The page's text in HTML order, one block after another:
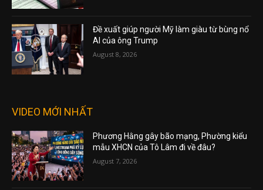
Đề xuất giúp người Mỹ làm giàu từ bùng nổ
AI của ông Trump
August 8, 2026
VIDEO MỚI NHẤT
Phương Hằng gây bão mạng, Phường kiểu
mẫu XHCN của Tô Lâm đi về đâu?
August 7, 2026